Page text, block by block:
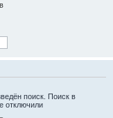
поиск. Поиск в
отключили